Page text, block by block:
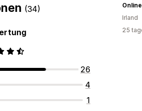
(34)
26
4
1
Irland
25